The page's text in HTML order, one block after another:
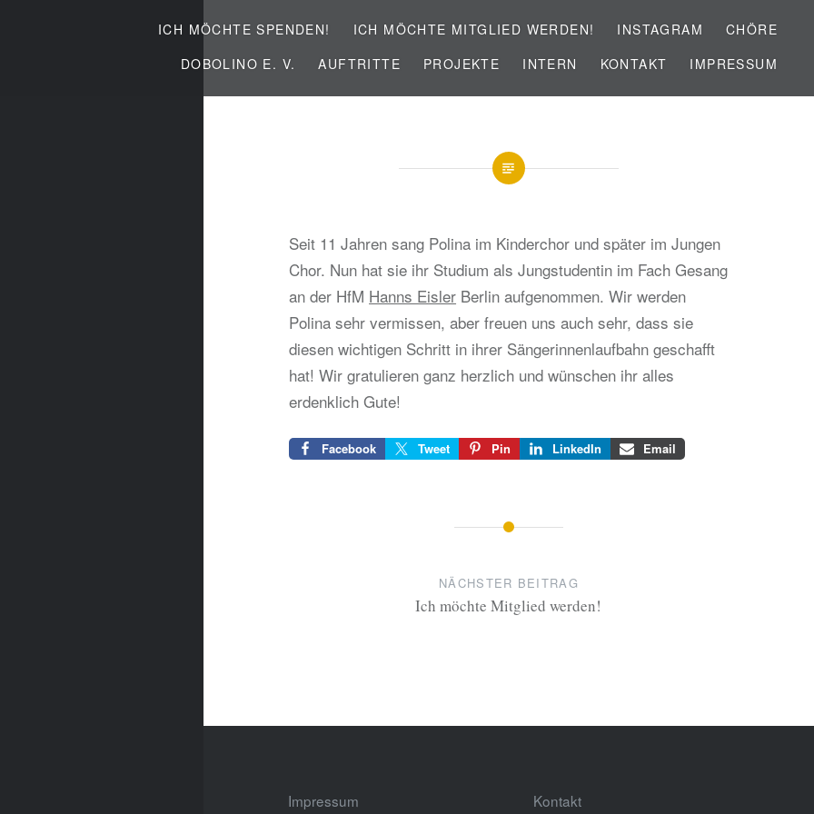
ICH MÖCHTE SPENDEN! ICH MÖCHTE MITGLIED WERDEN! INSTAGRAM
CHÖRE
DOBOLINO E. V.
AUFTRITTE PROJEKTE INTERN KONTAKT IMPRESSUM
Seit 11 Jahren sang Polina im Kinderchor und später im Jungen
Chor. Nun hat sie ihr Studium als Jungstudentin im Fach Gesang
an der HfM Hanns Eisler Berlin aufgenommen. Wir werden
Polina sehr vermissen, aber freuen uns auch sehr, dass sie
diesen wichtigen Schritt in ihrer Sängerinnenlaufbahn geschafft
hat! Wir gratulieren ganz herzlich und wünschen ihr alles
erdenklich Gute!
Facebook Tweet Pin LinkedIn Email
NÄCHSTER BEITRAG
Ich möchte Mitglied werden!
Impressum Kontakt